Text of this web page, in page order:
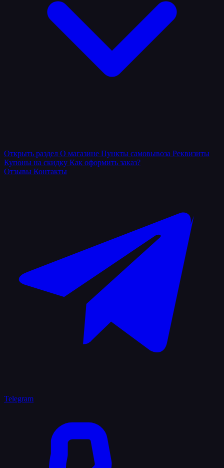
Открыть раздел О магазине Пункты самовывоза Реквизиты
Купоны на скидку Как оформить заказ?
Отзывы Контакты
Telegram